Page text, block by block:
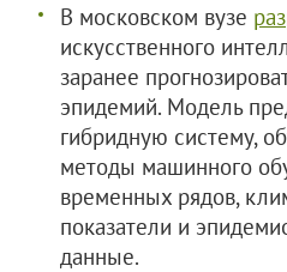
В московском вузе
искусственного
заранее
эпидемий. Модель
гибридную систему,
методы машинного
временных рядов,
показатели и
данные.